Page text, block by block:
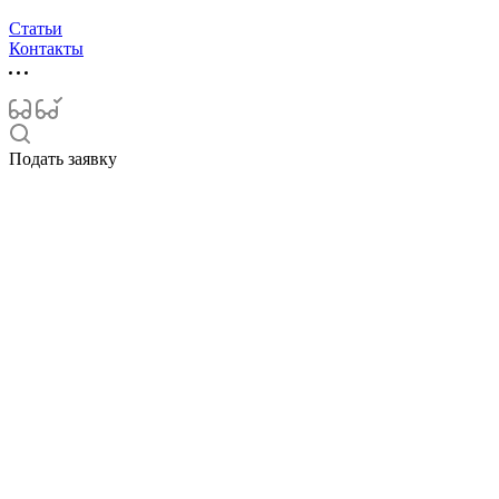
Статьи
Контакты
Подать заявку